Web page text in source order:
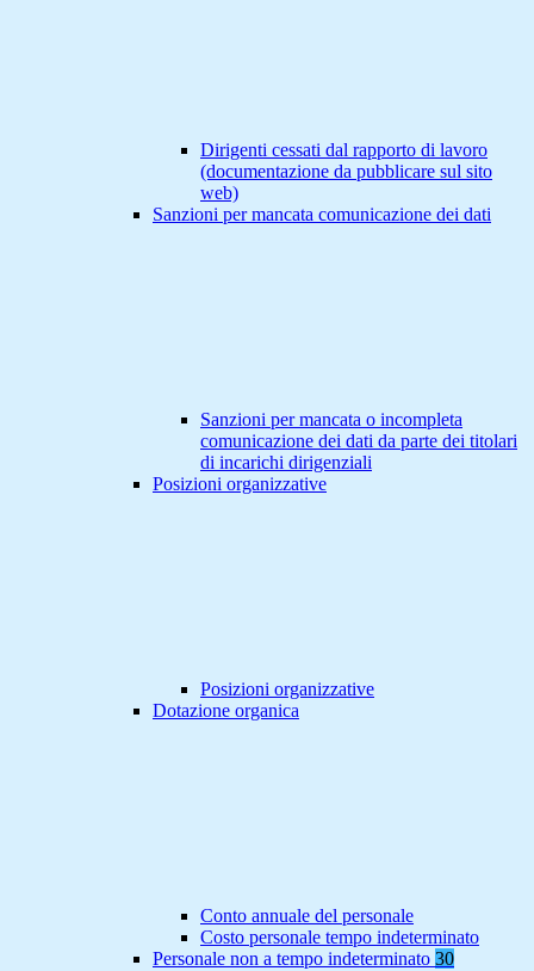
Dirigenti cessati dal rapporto di lavoro
(documentazione da pubblicare sul sito
web)
Sanzioni per mancata comunicazione dei dati
Sanzioni per mancata o incompleta
comunicazione dei dati da parte dei titolari
di incarichi dirigenziali
Posizioni organizzative
Posizioni organizzative
Dotazione organica
Conto annuale del personale
Costo personale tempo indeterminato
Personale non a tempo indeterminato 30